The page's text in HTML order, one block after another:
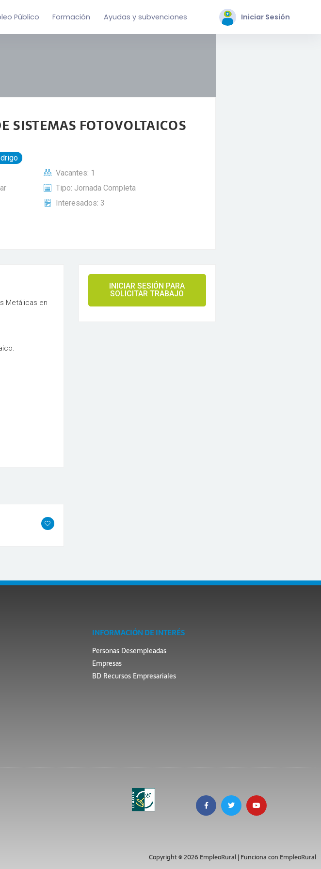
Público Formación Ayudas y subvenciones Iniciar Sesión
SISTEMAS FOTOVOLTAICOS
Vacantes: 1
Tipo: Jornada Completa
Interesados: 3
Metálicas en
INICIAR SESIÓN PARA
SOLICITAR TRABAJO
INFORMACIÓN DE INTERÉS
Personas Desempleadas
Empresas
BD Recursos Empresariales
Copyright © 2026 EmpleoRural | Funciona con EmpleoRural